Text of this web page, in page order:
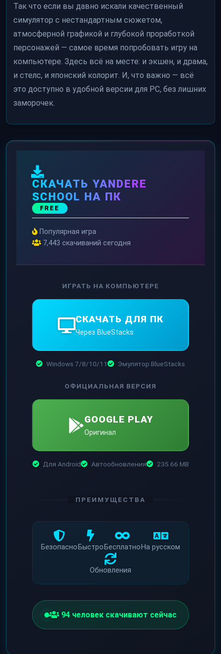
Так что если вы давно искали качественный
симулятор с нестандартным сюжетом,
атмосферной графикой и глубокой проработкой
персонажей — самое время попробовать игру на
компьютере. Здесь всё на месте: и экшен, и драма,
и стелс, и японский колорит. И, что важно — всё
это доступно в удобной версии для PC, без лишних
заморочек.
СКАЧАТЬ YANDERE
SCHOOL НА ПК
FREE
Популярная игра
7,443 скачиваний сегодня
ИГРАТЬ НА КОМПЬЮТЕРЕ
СКАЧАТЬ ДЛЯ ПК
Через BlueStacks
Windows 7/8/10/11 Эмулятор BlueStacks
ОФИЦИАЛЬНАЯ ВЕРСИЯ
GOOGLE PLAY
Оригинал
Для Android Автообновления 235.66 MB
ПРЕИМУЩЕСТВА
Безопасно Быстро Бесплатно На русском
Обновления
94 человек скачивают сейчас